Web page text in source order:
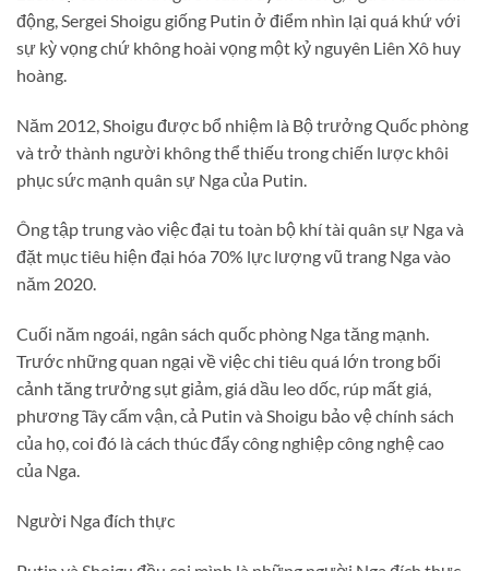
động, Sergei Shoigu giống Putin ở điểm nhìn lại quá khứ với
sự kỳ vọng chứ không hoài vọng một kỷ nguyên Liên Xô huy
hoàng.
Năm 2012, Shoigu được bổ nhiệm là Bộ trưởng Quốc phòng
và trở thành người không thể thiếu trong chiến lược khôi
phục sức mạnh quân sự Nga của Putin.
Ông tập trung vào việc đại tu toàn bộ khí tài quân sự Nga và
đặt mục tiêu hiện đại hóa 70% lực lượng vũ trang Nga vào
năm 2020.
Cuối năm ngoái, ngân sách quốc phòng Nga tăng mạnh.
Trước những quan ngại về việc chi tiêu quá lớn trong bối
cảnh tăng trưởng sụt giảm, giá dầu leo dốc, rúp mất giá,
phương Tây cấm vận, cả Putin và Shoigu bảo vệ chính sách
của họ, coi đó là cách thúc đẩy công nghiệp công nghệ cao
của Nga.
Người Nga đích thực